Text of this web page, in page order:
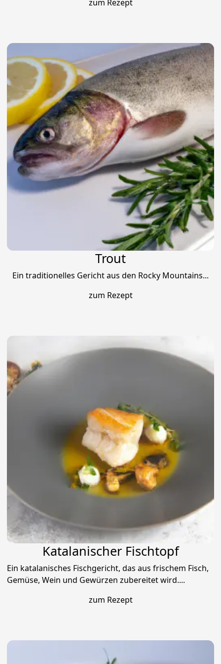
zum Rezept
Trout
Ein traditionelles Gericht aus den Rocky Mountains...
zum Rezept
Katalanischer Fischtopf
Ein katalanisches Fischgericht, das aus frischem Fisch,
Gemüse, Wein und Gewürzen zubereitet wird....
zum Rezept